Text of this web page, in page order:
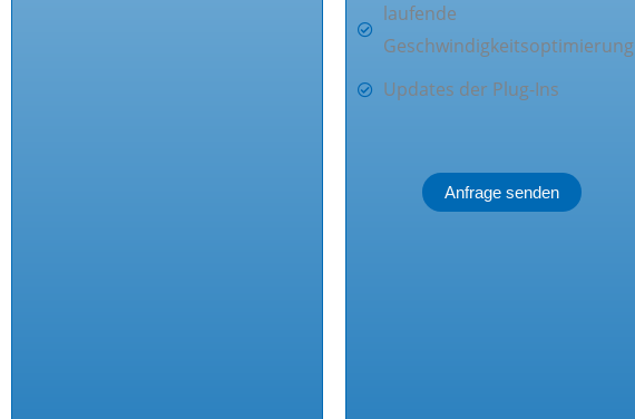
laufende
Geschwindigkeitsoptimierung
Updates der Plug-Ins
Anfrage senden